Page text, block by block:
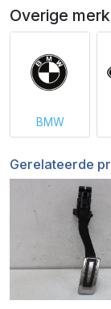
Overige
BMW
Gerelateerde